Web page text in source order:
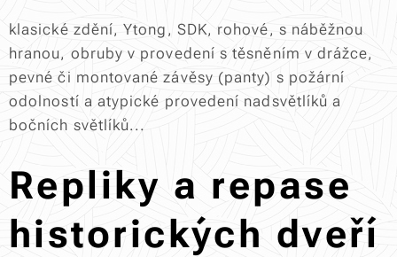
klasické zdění, Ytong, SDK, rohové, s náběžnou
hranou, obruby v provedení s těsněním v drážce,
pevné či montované závěsy (panty) s požární
odolností a atypické provedení nadsvětlíků a
bočních světlíků...
Repliky a repase
historických dveří